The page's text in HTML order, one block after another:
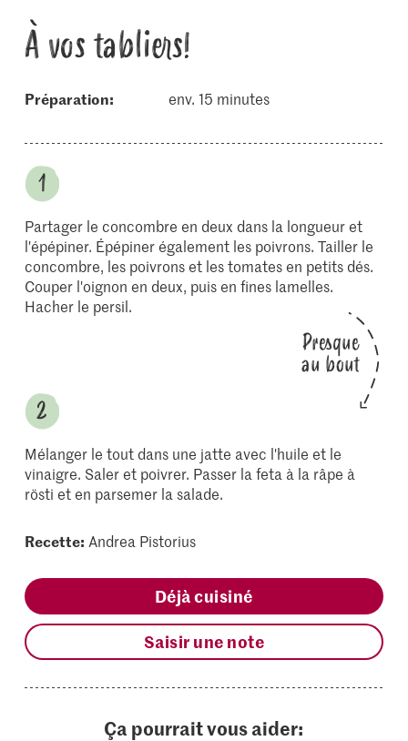
À vos tabliers!
Préparation: env. 15 minutes
Partager le concombre en deux dans la longueur et
l'épépiner. Épépiner également les poivrons. Tailler le
concombre, les poivrons et les tomates en petits dés.
Couper l'oignon en deux, puis en fines lamelles.
Hacher le persil.
Presque
au bout
Mélanger le tout dans une jatte avec l'huile et le
vinaigre. Saler et poivrer. Passer la feta à la râpe à
rösti et en parsemer la salade.
Recette: Andrea Pistorius
Déjà cuisiné
Saisir une note
Ça pourrait vous aider: